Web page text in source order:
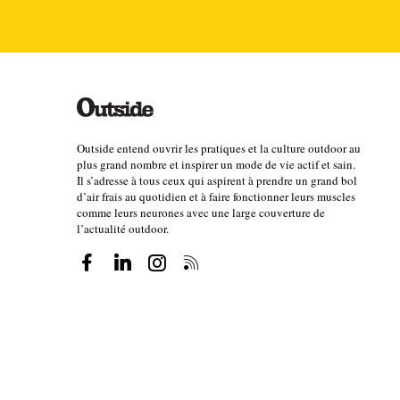
Cette nouvelle étude prouve donc que vous
le maintient de votre VO2 max n'équivaut pas au
longue durée.En clair, ne vous attendez pas à
raison de deux sorties par semaine : vos jambes
Le tableau était similaire lorsque les volontaires
d'entraînement à 13 ou 26 minutes (c'est-à-dire
encore, on constate que les progrès en matière de
comprenait également des tests d'endurance
courte a été préservée dans les deux groupes,
Outside entend ouvrir les pratiques et la culture outdoor au
plus grand nombre et inspirer un mode de vie actif et sain.
Il s’adresse à tous ceux qui aspirent à prendre un grand bol
d’air frais au quotidien et à faire fonctionner leurs muscles
comme leurs neurones avec une large couverture de
l’actualité outdoor.